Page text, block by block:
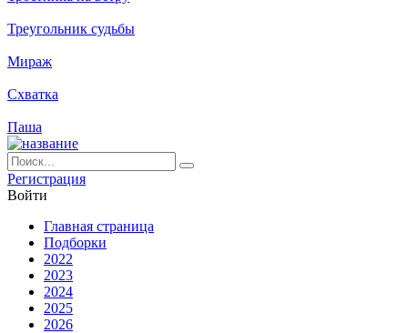
Треугольник судьбы
Мираж
Схватка
Паша
Ре­ги­ст­ра­ция
Вой­ти
Глав­ная стра­ни­ца
Подборки
2022
2023
2024
2025
2026